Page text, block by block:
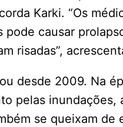
Karki. “Os
causar
risadas”,
desde 2009. Na
pelas inundações,
se queixam de